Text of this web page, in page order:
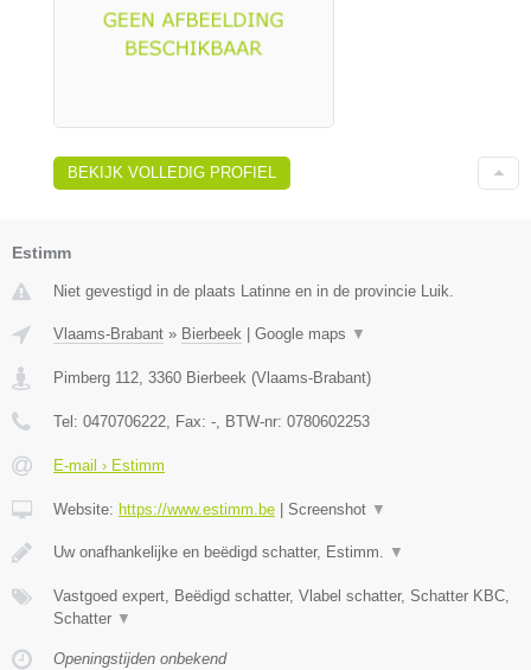
BEKIJK VOLLEDIG PROFIEL
Estimm
Niet gevestigd in de plaats Latinne en in de provincie Luik.
Vlaams-Brabant » Bierbeek Google maps ▼
Pimberg 112 3360 Bierbeek (Vlaams-Brabant)
Tel: 0470706222 , Fax: - , BTW-nr: 0780602253
E-mail › Estimm
Website: https://www.estimm.be Screenshot ▼
Uw onafhankelijke en beëdigd schatter, Estimm. ▼
Vastgoed expert, Beëdigd schatter, Vlabel schatter, Schatter KBC,
Schatter ▼
Openingstijden onbekend